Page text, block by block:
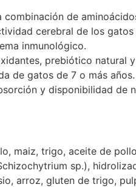
de
cerebral de los gatos
inmunológico.
prebiótico natural
de gatos de 7 o más años.
y disponibilidad de
maiz, trigo, aceite de
sp.),
arroz, gluten de trigo,